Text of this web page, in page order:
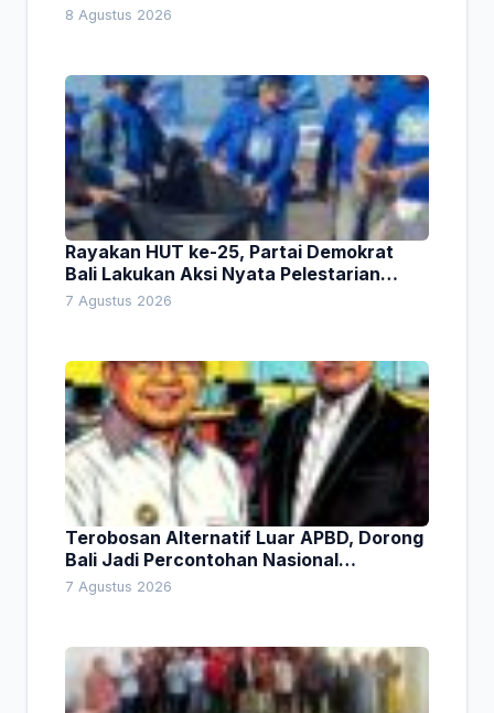
8 Agustus 2026
Rayakan HUT ke-25, Partai Demokrat
Bali Lakukan Aksi Nyata Pelestarian
Lingkungan
7 Agustus 2026
Terobosan Alternatif Luar APBD, Dorong
Bali Jadi Percontohan Nasional
Pembiayaan Daerah
7 Agustus 2026